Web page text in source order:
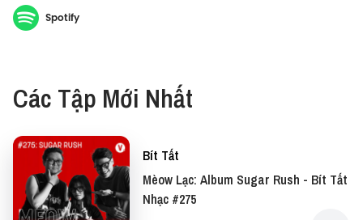
Trong tập Bít tất Tâm lý lần này, hãy cũng 2 editor
Trân Lê và Hiền Lê tìm hiểu vì sao ta thích tạm biệt
Thịnh Trần @orkaboi cho Vietcetera
#BitTat #Podcast #Vietcetera #BitTatTamLy
Spotify
Các Tập Mới Nhất
Bít Tất
Mèow Lạc: Album Sugar Rush - Bít Tất
Nhạc #275